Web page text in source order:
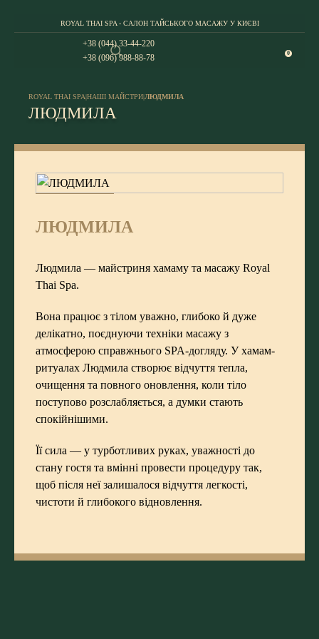
ROYAL THAI SPA - САЛОН ТАЙСЬКОГО МАСАЖУ У КИЄВІ
+38 (044) 33-44-220
+38 (096) 988-88-78
0
ROYAL THAI SPA|НАШІ МАЙСТРИ|ЛЮДМИЛА
ЛЮДМИЛА
ЛЮДМИЛА
Людмила — майстриня хамаму та масажу Royal
Thai Spa.
Вона працює з тілом уважно, глибоко й дуже
делікатно, поєднуючи техніки масажу з
атмосферою справжнього SPA-догляду. У хамам-
ритуалах Людмила створює відчуття тепла,
очищення та повного оновлення, коли тіло
поступово розслабляється, а думки стають
спокійнішими.
Її сила — у турботливих руках, уважності до
стану гостя та вмінні провести процедуру так,
щоб після неї залишалося відчуття легкості,
чистоти й глибокого відновлення.